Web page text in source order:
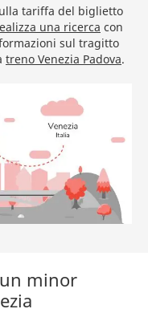
tariffa del biglietto
una ricerca con
sul tragitto
treno Venezia Padova.
minor